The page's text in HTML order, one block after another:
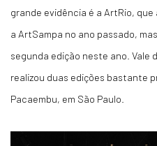
grande evidência é a ArtRio,
a ArtSampa no ano passado,
segunda edição neste ano. Vale
realizou duas edições bastante
Pacaembu, em São Paulo.